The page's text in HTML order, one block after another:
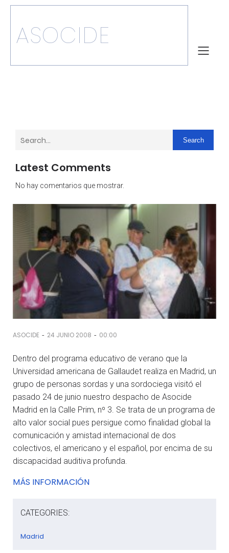
ASOCIDE
Search
Latest Comments
No hay comentarios que mostrar.
ASOCIDE - 24 JUNIO 2008 - 00:00
Dentro del programa educativo de verano que la
Universidad americana de Gallaudet realiza en Madrid, un
grupo de personas sordas y una sordociega visitó el
pasado 24 de junio nuestro despacho de Asocide
Madrid en la Calle Prim, nº 3. Se trata de un programa de
alto valor social pues persigue como finalidad global la
comunicación y amistad internacional de dos
colectivos, el americano y el español, por encima de su
discapacidad auditiva profunda.
MÁS INFORMACIÓN
CATEGORIES:
Madrid